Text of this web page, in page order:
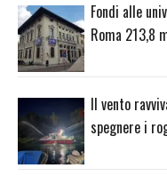
Fondi alle
Roma 213,8
Il vento
spegnere i